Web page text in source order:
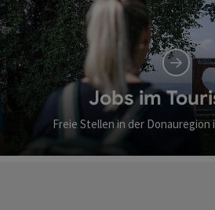
Jobs im
Freie Stellen in der